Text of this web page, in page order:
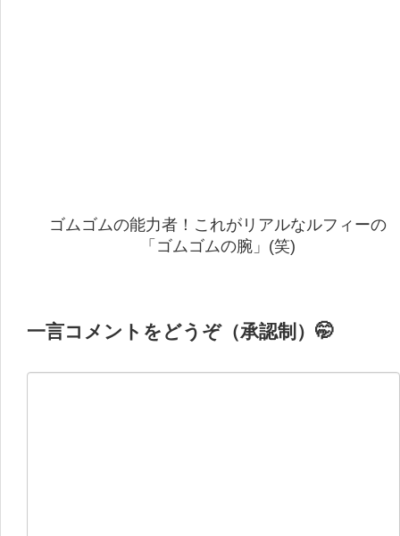
ゴムゴムの能力者！これがリアルなルフィーの
「ゴムゴムの腕」(笑)
一言コメントをどうぞ（承認制）🤭